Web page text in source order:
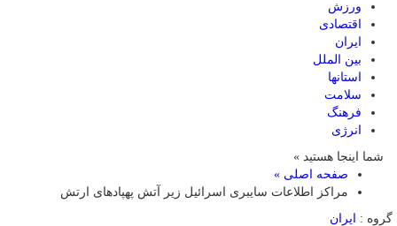
ورزش
اقتصادی
ایران
بین الملل
استانها
سلامت
فرهنگ
انرژی
شما اینجا هستید »
صفحه اصلی »
مراکز اطلاعات سایبری اسرائیل زیر آتش پهپاد‌های ارتش
گروه :
ایران